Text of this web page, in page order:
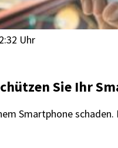
Uhr
Sie Ihr
Smartphone